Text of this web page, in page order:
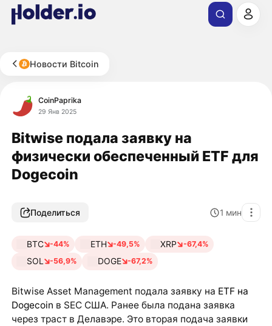
Новости Bitcoin
CoinPaprika
29 Янв 2025
Bitwise подала заявку на
физически обеспеченный ETF для
Dogecoin
Поделиться 1 мин
BTC -44% ETH -49,5% XRP -67,4%
SOL -56,9% DOGE -67,2%
Bitwise Asset Management подала заявку на ETF на
Dogecoin в SEC США. Ранее была подана заявка
через траст в Делавэре. Это вторая подача заявки